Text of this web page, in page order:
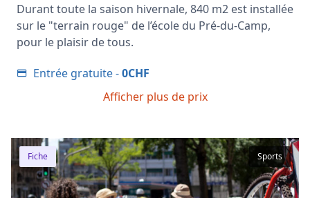
Durant toute la saison hivernale, 840 m2 est installée
sur le "terrain rouge" de l’école du Pré-du-Camp,
pour le plaisir de tous.
Entrée gratuite -0CHF
Afficher plus de prix
Sports
Fiche